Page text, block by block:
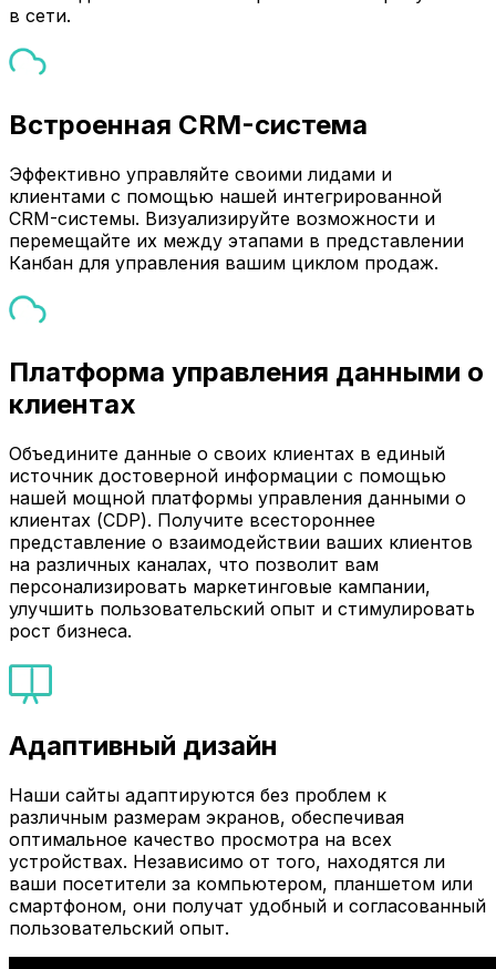
в сети.
Встроенная CRM-система
Эффективно управляйте своими лидами и
клиентами с помощью нашей интегрированной
CRM-системы. Визуализируйте возможности и
перемещайте их между этапами в представлении
Канбан для управления вашим циклом продаж.
Платформа управления данными о
клиентах
Объедините данные о своих клиентах в единый
источник достоверной информации с помощью
нашей мощной платформы управления данными о
клиентах (CDP). Получите всестороннее
представление о взаимодействии ваших клиентов
на различных каналах, что позволит вам
персонализировать маркетинговые кампании,
улучшить пользовательский опыт и стимулировать
рост бизнеса.
Адаптивный дизайн
Наши сайты адаптируются без проблем к
различным размерам экранов, обеспечивая
оптимальное качество просмотра на всех
устройствах. Независимо от того, находятся ли
ваши посетители за компьютером, планшетом или
смартфоном, они получат удобный и согласованный
пользовательский опыт.